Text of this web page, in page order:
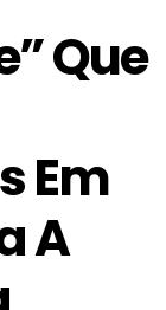
Que
Em
A